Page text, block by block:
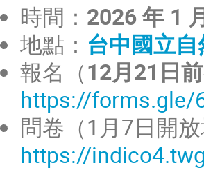
時間： 2026 年 1
地點： 台中國立
報名（12月21日
https://forms.gle/
問卷（1月7日開
https://